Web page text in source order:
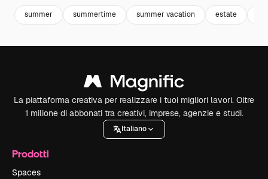
summer summertime summer vacation estate
La piattaforma creativa per realizzare i tuoi migliori lavori. Oltre
1 milione di abbonati tra creativi, imprese, agenzie e studi.
Italiano
Prodotti
Spaces